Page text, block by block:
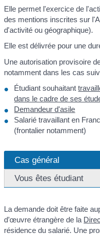
Elle permet l'exercice de
des mentions inscrites sur
d'activité ou géographique).
Elle est délivrée pour une
Une autorisation provisoire
notamment dans les cas
Étudiant souhaitant
dans le cadre de ses
Demandeur d'asile
Salarié travaillant en
(frontalier notamment)
Cas général
Vous êtes étudiant
La demande doit être faite
d’œuvre étrangère de la
résidence du salarié. Une